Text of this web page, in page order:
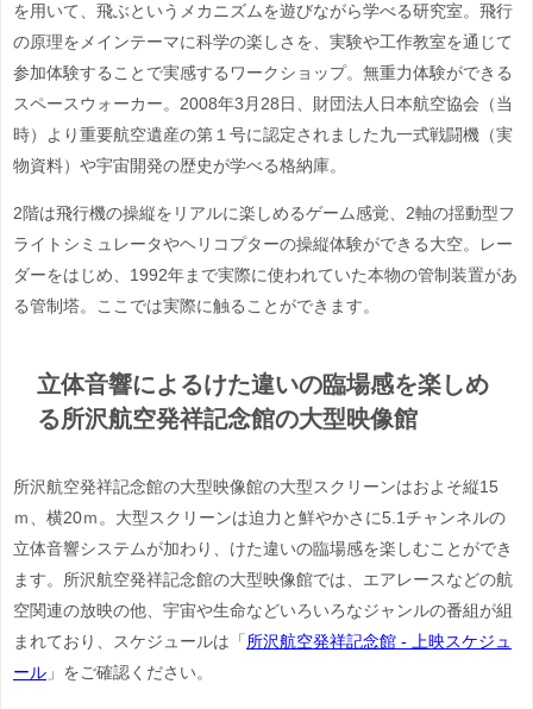
を用いて、飛ぶというメカニズムを遊びながら学べる研究室。飛行
の原理をメインテーマに科学の楽しさを、実験や工作教室を通じて
参加体験することで実感するワークショップ。無重力体験ができる
スペースウォーカー。2008年3月28日、財団法人日本航空協会（当
時）より重要航空遺産の第１号に認定されました九一式戦闘機（実
物資料）や宇宙開発の歴史が学べる格納庫。
2階は飛行機の操縦をリアルに楽しめるゲーム感覚、2軸の揺動型フ
ライトシミュレータやヘリコプターの操縦体験ができる大空。レー
ダーをはじめ、1992年まで実際に使われていた本物の管制装置があ
る管制塔。ここでは実際に触ることができます。
立体音響によるけた違いの臨場感を楽しめ
る所沢航空発祥記念館の大型映像館
所沢航空発祥記念館の大型映像館の大型スクリーンはおよそ縦15
ｍ、横20ｍ。大型スクリーンは迫力と鮮やかさに5.1チャンネルの
立体音響システムが加わり、けた違いの臨場感を楽しむことができ
ます。所沢航空発祥記念館の大型映像館では、 エアレースなどの航
空関連の放映の他、宇宙や生命などいろいろなジャンルの番組が組
まれており、スケジュールは「 所沢航空発祥記念館 - 上映スケジュ
ール 」をご確認ください。